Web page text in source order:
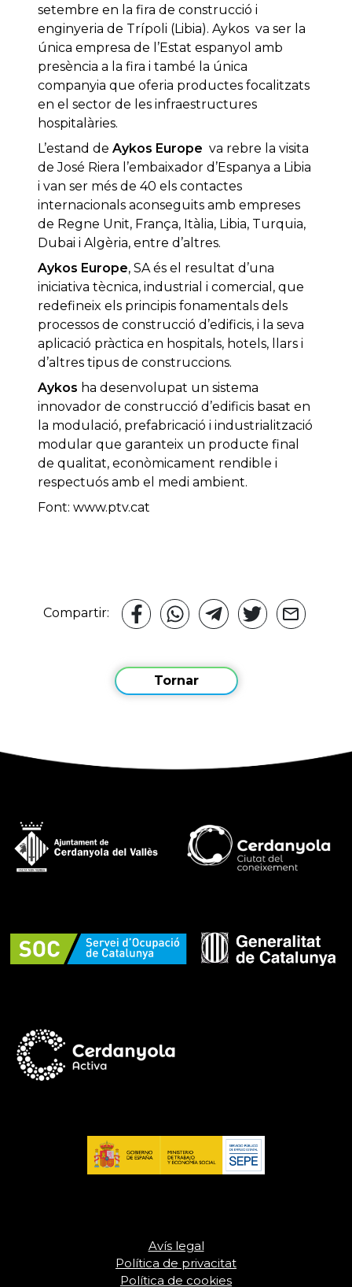
setembre en la fira de construcció i
enginyeria de Trípoli (Libia). Aykos va ser la
única empresa de l’Estat espanyol amb
presència a la fira i també la única
companyia que oferia productes focalitzats
en el sector de les infraestructures
hospitalàries.
L’estand de Aykos Europe va rebre la visita
de José Riera l’embaixador d’Espanya a Libia
i van ser més de 40 els contactes
internacionals aconseguits amb empreses
de Regne Unit, França, Itàlia, Libia, Turquia,
Dubai i Algèria, entre d’altres.
Aykos Europe, SA és el resultat d’una
iniciativa tècnica, industrial i comercial, que
redefineix els principis fonamentals dels
processos de construcció d’edificis, i la seva
aplicació pràctica en hospitals, hotels, llars i
d’altres tipus de construccions.
Aykos ha desenvolupat un sistema
innovador de construcció d’edificis basat en
la modulació, prefabricació i industrialització
modular que garanteix un producte final
de qualitat, econòmicament rendible i
respectuós amb el medi ambient.
Font: www.ptv.cat
Compartir:
Tornar
Avís legal
Política de privacitat
Política de cookies